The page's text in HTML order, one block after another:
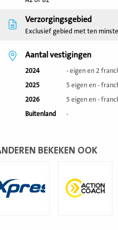
Verzorgingsgebied
Exclusief gebied met ten
Aantal vestigingen
2024
- eigen en 2
2025
5 eigen en -
2026
5 eigen en -
Buitenland
-
BEKEKEN OOK
meer